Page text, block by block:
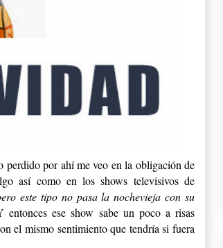
perdido por ahí me veo en la obligación de
así como en los shows televisivos de
este tipo no pasa la nochevieja con su
ese show sabe un poco a risas
el mismo sentimiento que tendría si fuera